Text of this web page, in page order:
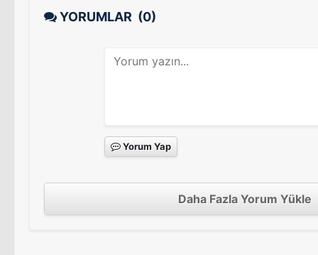
YORUMLAR (0)
Yorum Yap
Daha Fazla Yorum Yükle